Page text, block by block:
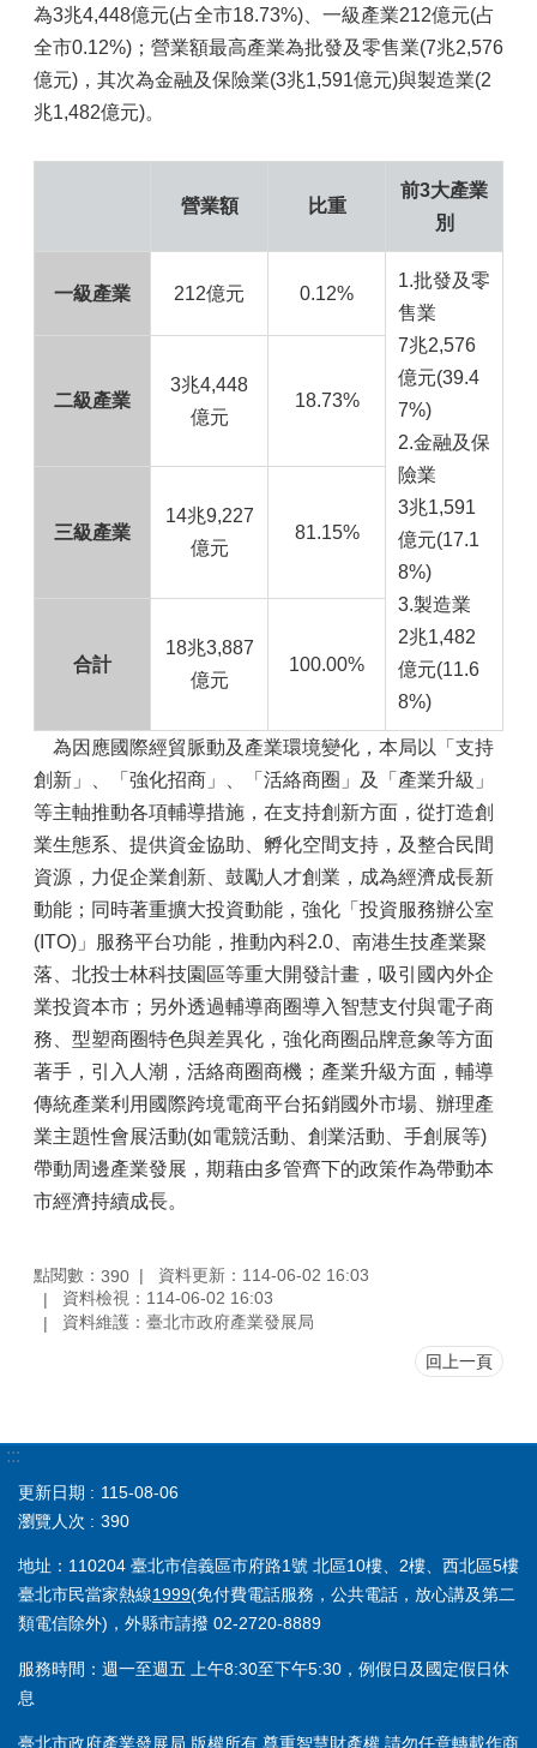
為3兆4,448億元(占全市18.73%)、一級產業212億元(占
全市0.12%)；營業額最高產業為批發及零售業(7兆2,576
億元)，其次為金融及保險業(3兆1,591億元)與製造業(2
兆1,482億元)。
營業額 比重
前3大產業
別
一級產業 212億元 0.12%
1.批發及零
售業
7兆2,576
億元(39.4
7%)
2.金融及保
險業
3兆1,591
億元(17.1
8%)
3.製造業
2兆1,482
億元(11.6
8%)
二級產業
3兆4,448
億元
18.73%
三級產業
14兆9,227
億元
81.15%
合計
18兆3,887
億元
100.00%
為因應國際經貿脈動及產業環境變化，本局以「支持
創新」、「強化招商」、「活絡商圈」及「產業升級」
等主軸推動各項輔導措施，在支持創新方面，從打造創
業生態系、提供資金協助、孵化空間支持，及整合民間
資源，力促企業創新、鼓勵人才創業，成為經濟成長新
動能；同時著重擴大投資動能，強化「投資服務辦公室
(ITO)」服務平台功能，推動內科2.0、南港生技產業聚
落、北投士林科技園區等重大開發計畫，吸引國內外企
業投資本市；另外透過輔導商圈導入智慧支付與電子商
務、型塑商圈特色與差異化，強化商圈品牌意象等方面
著手，引入人潮，活絡商圈商機；產業升級方面，輔導
傳統產業利用國際跨境電商平台拓銷國外市場、辦理產
業主題性會展活動(如電競活動、創業活動、手創展等)
帶動周邊產業發展，期藉由多管齊下的政策作為帶動本
市經濟持續成長。
點閱數： 390
資料更新：114-06-02 16:03
資料檢視：114-06-02 16:03
資料維護：臺北市政府產業發展局
回上一頁
:::
更新日期
115-08-06
瀏覽人次
390
地址：110204 臺北市信義區市府路1號 北區10樓、2樓、西北區5樓
臺北市民當家熱線1999(免付費電話服務，公共電話，放心講及第二
類電信除外)，外縣市請撥 02-2720-8889
服務時間：週一至週五 上午8:30至下午5:30，例假日及國定假日休
息
臺北市政府產業發展局 版權所有 尊重智慧財產權 請勿任意轉載作商